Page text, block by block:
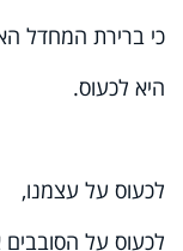
כי ברירת המחדל
היא לכעוס.
לכעוס על עצמנו,
לכעוס על הסובבים